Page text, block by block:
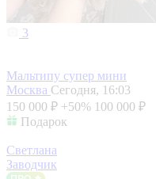
3
Мальтипу супер мини
Москва Сегодня, 16:03
150 000 ₽ +50% 100 000 ₽
Подарок
Светлана
Заводчик